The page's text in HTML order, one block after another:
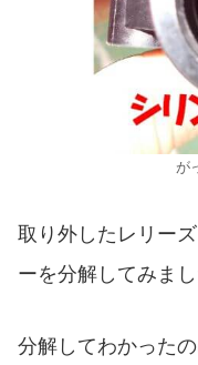
が
取り外したレリー
ーを分解してみまし
分解してわかった